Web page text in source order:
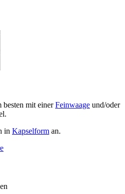
mit einerFeinwaage und/oder
in Kapselform an.